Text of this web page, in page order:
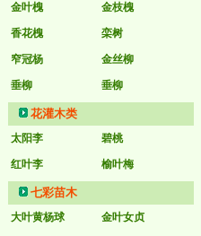
金叶槐 金枝槐
香花槐 栾树
窄冠杨 金丝柳
垂柳 垂柳
花灌木类
太阳李 碧桃
红叶李 榆叶梅
七彩苗木
大叶黄杨球 金叶女贞